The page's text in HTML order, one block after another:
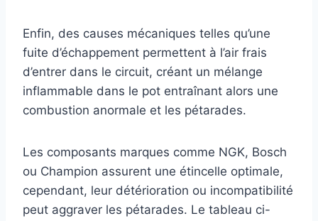
Enfin, des causes mécaniques telles qu’une
fuite d’échappement permettent à l’air frais
d’entrer dans le circuit, créant un mélange
inflammable dans le pot entraînant alors une
combustion anormale et les pétarades.
Les composants marques comme NGK, Bosch
ou Champion assurent une étincelle optimale,
cependant, leur détérioration ou incompatibilité
peut aggraver les pétarades. Le tableau ci-